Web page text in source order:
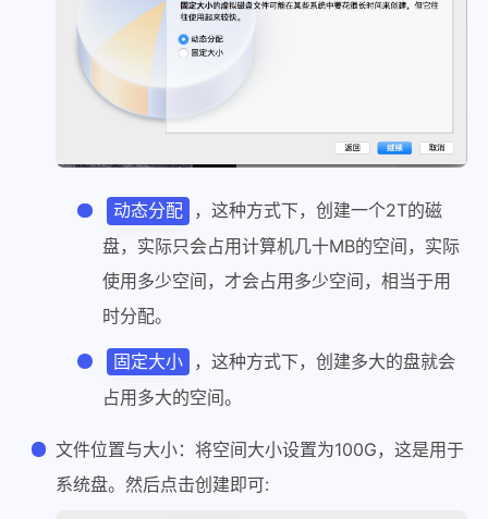
动态分配
，这种方式下，创建一个2T的磁
盘，实际只会占用计算机几十MB的空间，实际
使用多少空间，才会占用多少空间，相当于用
时分配。
固定大小
，这种方式下，创建多大的盘就会
占用多大的空间。
文件位置与大小：将空间大小设置为100G，这是用于
系统盘。然后点击创建即可: